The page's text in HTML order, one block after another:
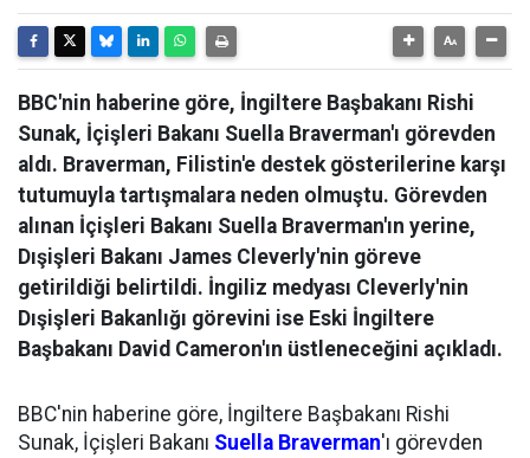
BBC'nin haberine göre, İngiltere Başbakanı Rishi
Sunak, İçişleri Bakanı Suella Braverman'ı görevden
aldı. Braverman, Filistin'e destek gösterilerine karşı
tutumuyla tartışmalara neden olmuştu. Görevden
alınan İçişleri Bakanı Suella Braverman'ın yerine,
Dışişleri Bakanı James Cleverly'nin göreve
getirildiği belirtildi. İngiliz medyası Cleverly'nin
Dışişleri Bakanlığı görevini ise Eski İngiltere
Başbakanı David Cameron'ın üstleneceğini açıkladı.
BBC'nin haberine göre, İngiltere Başbakanı Rishi
Sunak, İçişleri Bakanı Suella Braverman'ı görevden